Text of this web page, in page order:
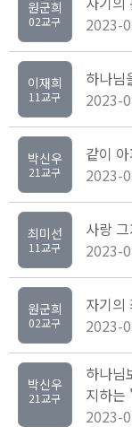
원군희
02교구 2023-
이재희
11교구
하나님
2023-
박신우
21교구
같이
2023-
최미선
11교구
사랑
2023-
원군희
02교구
자기의
2023-
박신우
21교구
하나님
지하
2023-